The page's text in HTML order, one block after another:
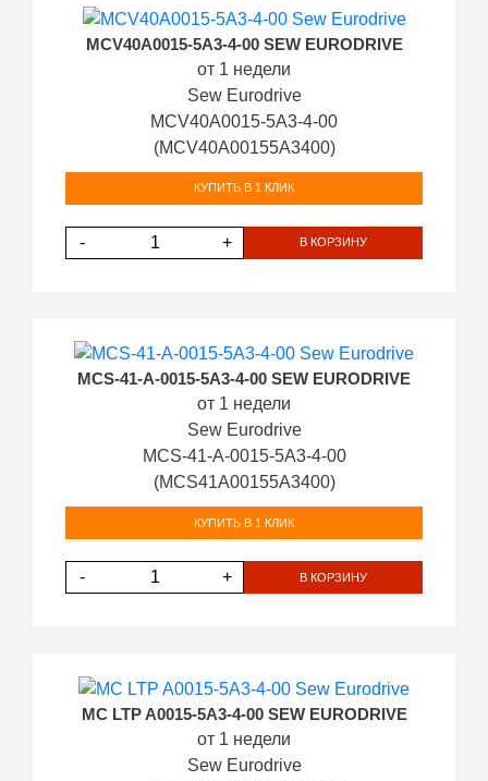
MCV40A0015-5A3-4-00 SEW EURODRIVE
от 1 недели
Sew Eurodrive
MCV40A0015-5A3-4-00
(MCV40A00155A3400)
КУПИТЬ В 1 КЛИК
- + В КОРЗИНУ
MCS-41-A-0015-5A3-4-00 SEW EURODRIVE
от 1 недели
Sew Eurodrive
MCS-41-A-0015-5A3-4-00
(MCS41A00155A3400)
КУПИТЬ В 1 КЛИК
- + В КОРЗИНУ
MC LTP A0015-5A3-4-00 SEW EURODRIVE
от 1 недели
Sew Eurodrive